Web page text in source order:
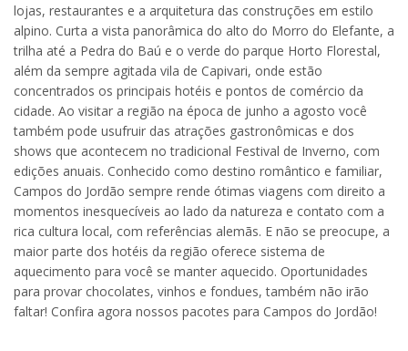
lojas, restaurantes e a arquitetura das construções em estilo
alpino. Curta a vista panorâmica do alto do Morro do Elefante, a
trilha até a Pedra do Baú e o verde do parque Horto Florestal,
além da sempre agitada vila de Capivari, onde estão
concentrados os principais hotéis e pontos de comércio da
cidade. Ao visitar a região na época de junho a agosto você
também pode usufruir das atrações gastronômicas e dos
shows que acontecem no tradicional Festival de Inverno, com
edições anuais. Conhecido como destino romântico e familiar,
Campos do Jordão sempre rende ótimas viagens com direito a
momentos inesquecíveis ao lado da natureza e contato com a
rica cultura local, com referências alemãs. E não se preocupe, a
maior parte dos hotéis da região oferece sistema de
aquecimento para você se manter aquecido. Oportunidades
para provar chocolates, vinhos e fondues, também não irão
faltar! Confira agora nossos pacotes para Campos do Jordão!